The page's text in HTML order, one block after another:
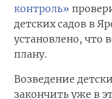
контроль»
детских садов в
установлено, что
плану.
Возведение
закончить уже в